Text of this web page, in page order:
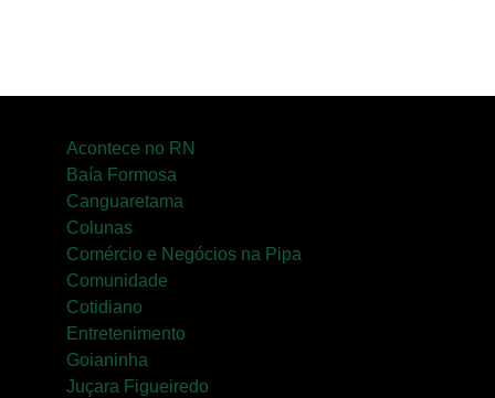
Acontece no RN
Baía Formosa
Canguaretama
Colunas
Comércio e Negócios na Pipa
Comunidade
Cotidiano
Entretenimento
Goianinha
Juçara Figueiredo